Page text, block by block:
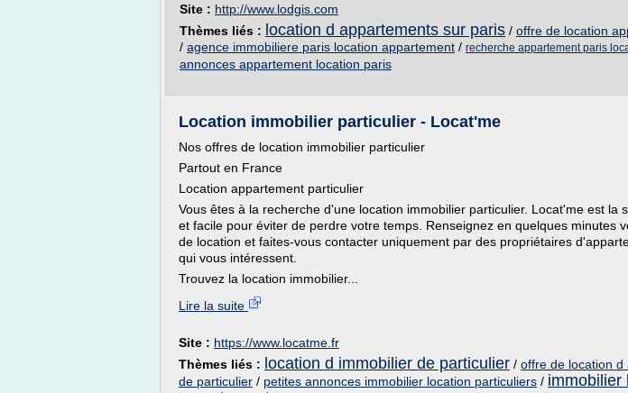
Site : http://www.lodgis.com
Thèmes liés : location d appartements sur paris / offre de location
/ agence immobiliere paris location appartement / recherche appartement paris
annonces appartement location paris
Location immobilier particulier - Locat'me
Nos offres de location immobilier particulier
Partout en France
Location appartement particulier
Vous êtes à la recherche d'une location immobilier particulier. Locat'me est la
et facile pour éviter de perdre votre temps. Renseignez en quelques minutes
de location et faites-vous contacter uniquement par des propriétaires
qui vous intéressent.
Trouvez la location immobilier...
Lire la suite
Site : https://www.locatme.fr
Thèmes liés : location d immobilier de particulier / offre de location d
de particulier / petites annonces immobilier location particuliers / immobilier